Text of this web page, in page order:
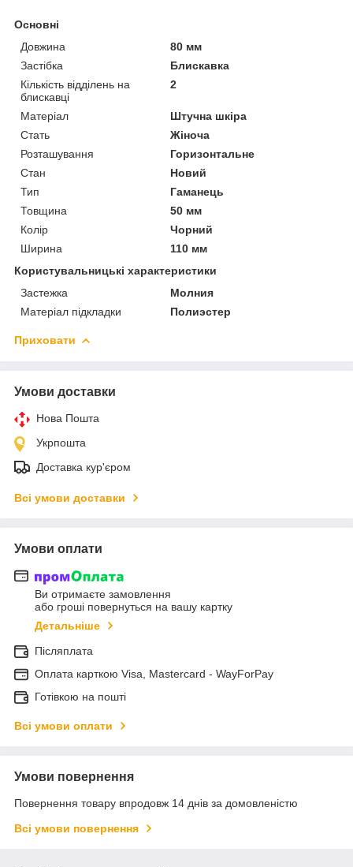
Основні
Довжина
80 мм
Застібка
Блискавка
Кількість відділень на
блискавці
2
Матеріал
Штучна шкіра
Стать
Жіноча
Розташування
Горизонтальне
Стан
Новий
Тип
Гаманець
Товщина
50 мм
Колір
Чорний
Ширина
110 мм
Користувальницькі характеристики
Застежка
Молния
Матеріал підкладки
Полиэстер
Приховати
Умови доставки
Нова Пошта
Укрпошта
Доставка кур'єром
Всі умови доставки
Умови оплати
Ви отримаєте замовлення
або гроші повернуться на вашу картку
Детальніше
Післяплата
Оплата карткою Visa, Mastercard - WayForPay
Готівкою на пошті
Всі умови оплати
Умови повернення
Повернення товару впродовж 14 днів за домовленістю
Всі умови повернення